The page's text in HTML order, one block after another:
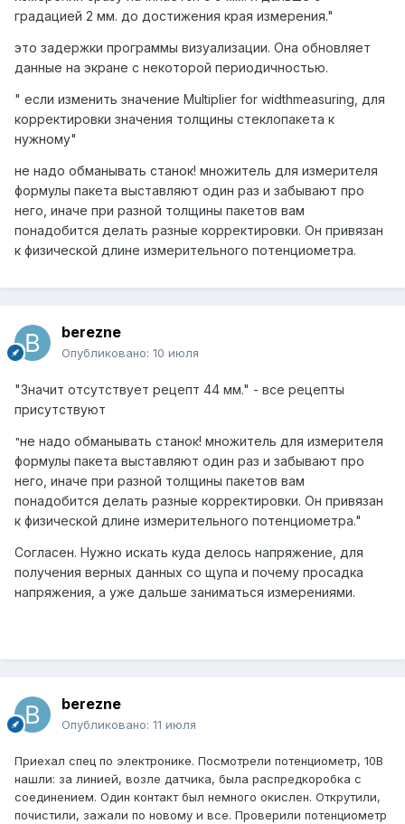
градацией 2 мм. до достижения края измерения."
это задержки программы визуализации. Она обновляет
данные на экране с некоторой периодичностью.
" если изменить значение Multiplier for widthmeasuring, для
корректировки значения толщины стеклопакета к
нужному"
не надо обманывать станок! множитель для измерителя
формулы пакета выставляют один раз и забывают про
него, иначе при разной толщины пакетов вам
понадобится делать разные корректировки. Он привязан
к физической длине измерительного потенциометра.
berezne
Опубликовано: 10 июля
"Значит отсутствует рецепт 44 мм." - все рецепты
присутствуют
"не надо обманывать станок! множитель для измерителя
формулы пакета выставляют один раз и забывают про
него, иначе при разной толщины пакетов вам
понадобится делать разные корректировки. Он привязан
к физической длине измерительного потенциометра."
Согласен. Нужно искать куда делось напряжение, для
получения верных данных со щупа и почему просадка
напряжения, а уже дальше заниматься измерениями.
berezne
Опубликовано: 11 июля
Приехал спец по электронике. Посмотрели потенциометр, 10В
нашли: за линией, возле датчика, была распредкоробка с
соединением. Один контакт был немного окислен. Открутили,
почистили, зажали по новому и все. Проверили потенциометр